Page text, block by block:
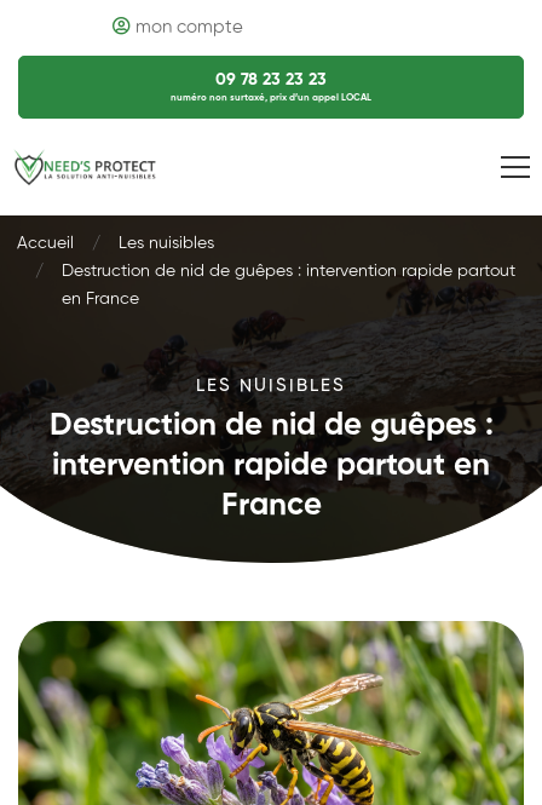
mon compte
09 78 23 23 23
numéro non surtaxé, prix d’un appel LOCAL
Accueil
Les nuisibles
Destruction de nid de guêpes : intervention rapide partout
en France
LES NUISIBLES
Destruction de nid de guêpes :
intervention rapide partout en
France